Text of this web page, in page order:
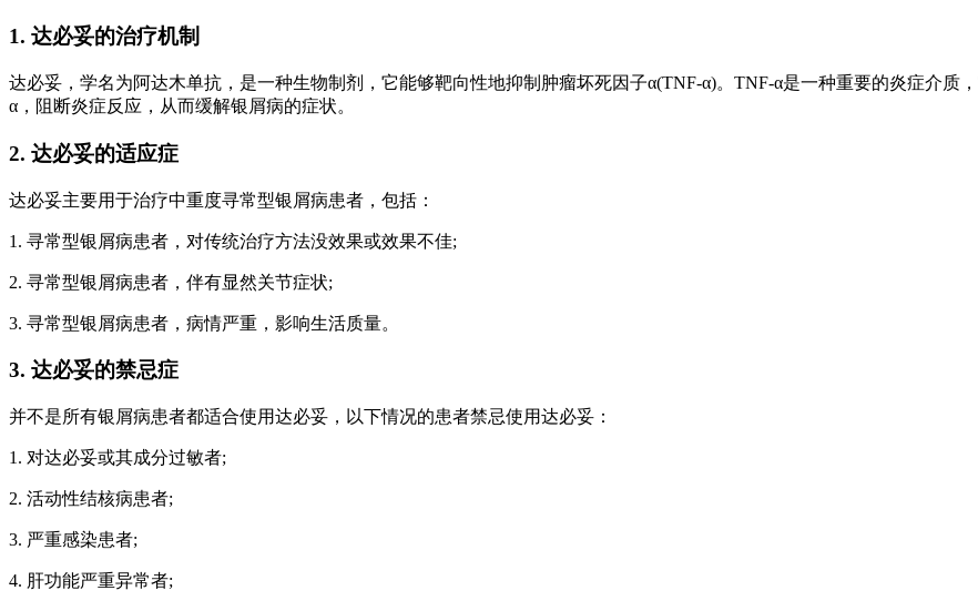
1. 达必妥的治疗机制
达必妥，学名为阿达木单抗，是一种生物制剂，它能够靶向性地抑制肿瘤坏死因子α(TNF-α)。TNF-α是一种重要的炎症介质
α，阻断炎症反应，从而缓解银屑病的症状。
2. 达必妥的适应症
达必妥主要用于治疗中重度寻常型银屑病患者，包括：
1. 寻常型银屑病患者，对传统治疗方法没效果或效果不佳;
2. 寻常型银屑病患者，伴有显然关节症状;
3. 寻常型银屑病患者，病情严重，影响生活质量。
3. 达必妥的禁忌症
并不是所有银屑病患者都适合使用达必妥，以下情况的患者禁忌使用达必妥：
1. 对达必妥或其成分过敏者;
2. 活动性结核病患者;
3. 严重感染患者;
4. 肝功能严重异常者;